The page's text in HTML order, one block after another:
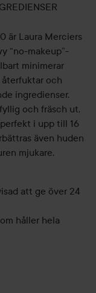
är Laura Merciers
“no-makeup”-
minimerar
och
ingredienser.
och fräsch ut,
i upp till 16
även huden
mjukare.
att ge över 24
håller hela